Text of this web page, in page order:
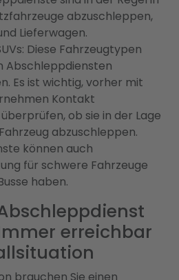
abzuschleppen,
Lieferwagen.
Diese Fahrzeugtypen
Abschleppdiensten
Es ist wichtig, vorher mit
Kontakt
ob sie in der Lage
abzuschleppen.
können auch
für schwere Fahrzeuge
haben.
erreichbar
brauchen Sie einen